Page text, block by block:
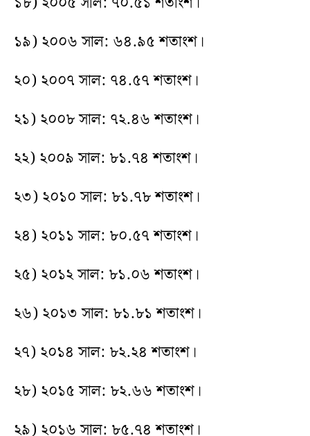
১৯) ২০০৬ সাল: ৬৪.৯৫ শতাংশ।
২০) ২০০৭ সাল: ৭৪.৫৭ শতাংশ।
২১) ২০০৮ সাল: ৭২.৪৬ শতাংশ।
২২) ২০০৯ সাল: ৮১.৭৪ শতাংশ।
২৩) ২০১০ সাল: ৮১.৭৮ শতাংশ।
২৪) ২০১১ সাল: ৮০.৫৭ শতাংশ।
২৫) ২০১২ সাল: ৮১.০৬ শতাংশ।
২৬) ২০১৩ সাল: ৮১.৮১ শতাংশ।
২৭) ২০১৪ সাল: ৮২.২৪ শতাংশ।
২৮) ২০১৫ সাল: ৮২.৬৬ শতাংশ।
২৯) ২০১৬ সাল: ৮৫.৭৪ শতাংশ।